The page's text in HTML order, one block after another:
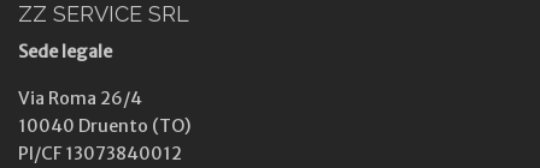
ZZ SERVICE SRL
Sede legale
Via Roma 26/4
10040 Druento (TO)
PI/CF 13073840012